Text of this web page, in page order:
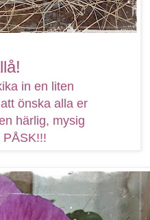
in en liten
önska alla er
härlig, mysig